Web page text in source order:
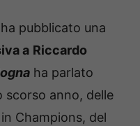
ha pubblicato una
a Riccardo
ha parlato
scorso anno, delle
Champions, del